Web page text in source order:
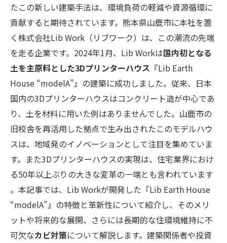
たこの新しい建築手法は、環境負荷の軽減や資源循環に
貢献すると期待されています。熊本県山鹿市に本社を置
く株式会社Lib Work（リブワーク）は、この潮流の先端
を走る企業です。2024年1月、Lib Workは国内初となる
土を主原料とした3Dプリンターハウス 『Lib Earth
House “modelA”』の建築に成功しました​。従来、日本
国内の3Dプリンターハウスはコンクリート造が中心であ
り、土を材料に用いた例はありませんでした​。山鹿市の
旧校舎を再活用した拠点で生み出されたこのモデルハウ
スは、地域発のイノベーションとして注目を集めていま
す。また3Dプリンターハウスの実現は、住宅業界におけ
る50年以上ぶりの大きな変革の一端とも言われています​
。本記事では、Lib Workが開発した『Lib Earth House
“modelA”』の特徴と革新性について紹介し、そのメリ
ットや将来的な展開、さらには長期的な住環境維持に不
可欠なカビ対策について解説します。建築関係者や投資